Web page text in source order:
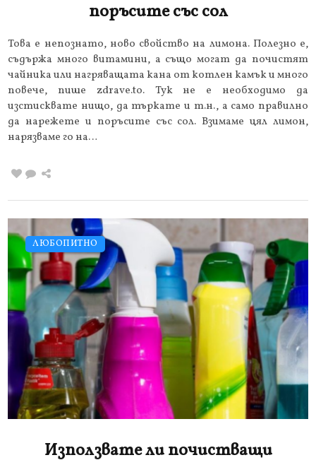
поръсите със сол
Това е непознато, ново свойство на лимона. Полезно е,
съдържа много витамини, а също могат да почистят
чайника или нагряващата кана от котлен камък и много
повече, пише zdrave.to. Тук не е необходимо да
изстисквате нищо, да търкате и т.н., а само правилно
да нарежете и поръсите със сол. Взимаме цял лимон,
нарязваме го на…
ЛЮБОПИТНО
Използвате ли почистващи